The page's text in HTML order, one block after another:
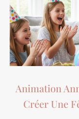
Animation
Créer Une